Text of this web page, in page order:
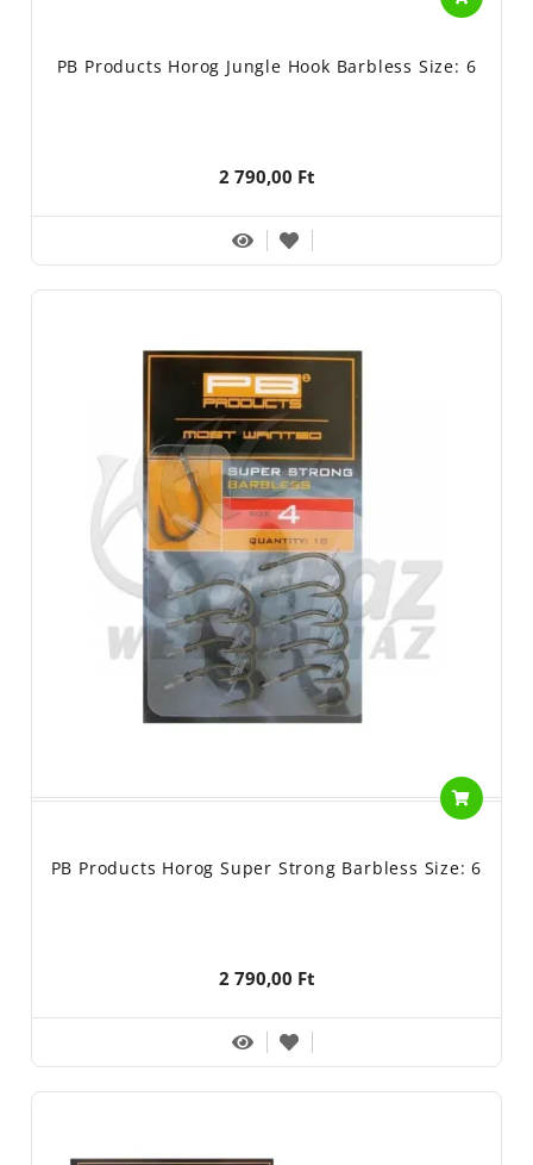
PB Products Horog Jungle Hook Barbless Size: 6
2 790,00 Ft
PB Products Horog Super Strong Barbless Size: 6
2 790,00 Ft